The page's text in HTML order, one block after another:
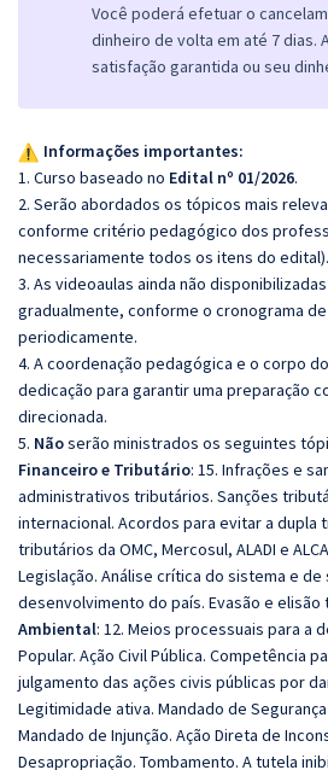
Você poderá efetuar o
dinheiro de volta em até 7 dias.
satisfação garantida ou seu
Informações importantes:
1. Curso baseado no Edital nº 01/2026.
2. Serão abordados os tópicos mais
conforme critério pedagógico dos
necessariamente todos os itens do edital).
3. As videoaulas ainda não
gradualmente, conforme o cronograma
periodicamente.
4. A coordenação pedagógica e o corpo
dedicação para garantir uma preparação
direcionada.
5. Nãoserão ministrados os seguintes
Financeiro e Tributário: 15. Infrações e
administrativos tributários. Sanções
internacional. Acordos para evitar a dupla
tributários da OMC, Mercosul, ALADI e
Legislação. Análise crítica do sistema e
desenvolvimento do país. Evasão e elisão
Ambiental: 12. Meios processuais para a
Popular. Ação Civil Pública. Competência
julgamento das ações civis públicas por
Legitimidade ativa. Mandado de
Mandado de Injunção. Ação Direta de
Desapropriação. Tombamento. A tutela